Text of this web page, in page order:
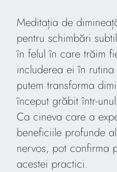
Meditația de
pentru schimbări
în felul în care trăim
includerea ei în
putem transforma
început grăbit într-
Ca cineva care a
beneficiile profunde
nervos, pot confirma
acestei practici.